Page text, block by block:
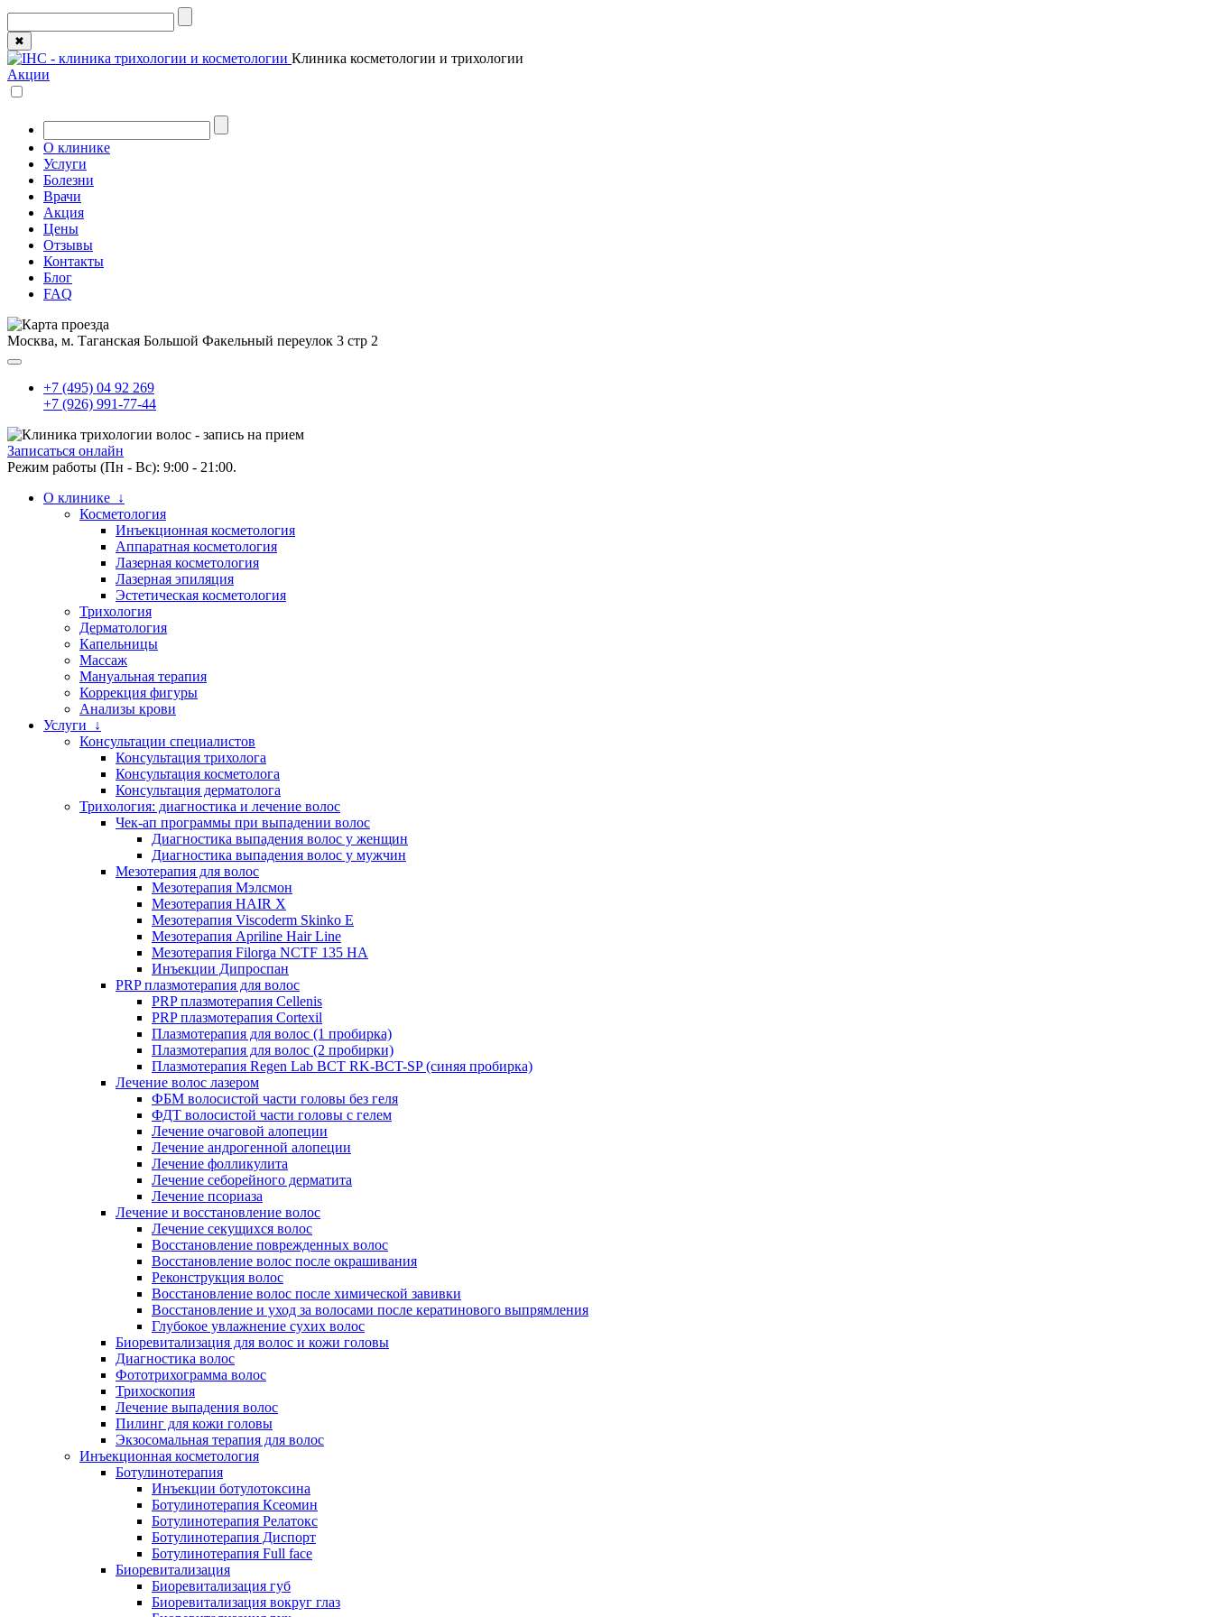
✖
Клиника косметологии и трихологии
Акции
О клинике
Услуги
Болезни
Врачи
Акция
Цены
Отзывы
Контакты
Блог
FAQ
Москва, м. Таганская Большой Факельный переулок 3 стр 2
+7 (495) 04 92 269
+7 (926) 991-77-44
Записаться онлайн
Режим работы (Пн - Вс): 9:00 - 21:00.
О клинике ↓
Косметология
Инъекционная косметология
Аппаратная косметология
Лазерная косметология
Лазерная эпиляция
Эстетическая косметология
Трихология
Дерматология
Капельницы
Массаж
Мануальная терапия
Коррекция фигуры
Анализы крови
Услуги ↓
Консультации специалистов
Консультация трихолога
Консультация косметолога
Консультация дерматолога
Трихология: диагностика и лечение волос
Чек-ап программы при выпадении волос
Диагностика выпадения волос у женщин
Диагностика выпадения волос у мужчин
Мезотерапия для волос
Мезотерапия Мэлсмон
Мезотерапия HAIR X
Мезотерапия Viscoderm Skinko E
Мезотерапия Apriline Hair Line
Мезотерапия Filorga NCTF 135 HA
Инъекции Дипроспан
PRP плазмотерапия для волос
PRP плазмотерапия Cellenis
PRP плазмотерапия Cortexil
Плазмотерапия для волос (1 пробирка)
Плазмотерапия для волос (2 пробирки)
Плазмотерапия Regen Lab BCT RK-BCT-SP (синяя пробирка)
Лечение волос лазером
ФБМ волосистой части головы без геля
ФДТ волосистой части головы с гелем
Лечение очаговой алопеции
Лечение андрогенной алопеции
Лечение фолликулита
Лечение себорейного дерматита
Лечение псориаза
Лечение и восстановление волос
Лечение секущихся волос
Восстановление поврежденных волос
Восстановление волос после окрашивания
Реконструкция волос
Восстановление волос после химической завивки
Восстановление и уход за волосами после кератинового выпрямления
Глубокое увлажнение сухих волос
Биоревитализация для волос и кожи головы
Диагностика волос
Фототрихограмма волос
Трихоскопия
Лечение выпадения волос
Пилинг для кожи головы
Экзосомальная терапия для волос
Инъекционная косметология
Ботулинотерапия
Инъекции ботулотоксина
Ботулинотерапия Ксеомин
Ботулинотерапия Релатокс
Ботулинотерапия Диспорт
Ботулинотерапия Full face
Биоревитализация
Биоревитализация губ
Биоревитализация вокруг глаз